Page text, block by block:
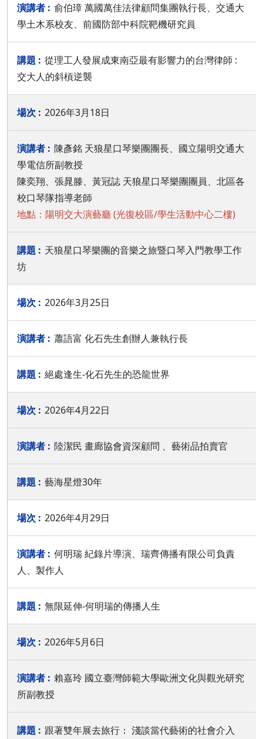
俞伯璋 萬國萬佳法律顧問集團執行長、交通大
學土木系校友、前國防部中科院靶機研究員
從理工人發展成東南亞最有影響力的台灣律師 :
交大人的斜槓逆襲
2026年3月18日
陳彥銘 天狼星口琴樂團團長、國立陽明交通大
學電信所副教授
陳奕翔、張晁滕、黃冠誌 天狼星口琴樂團團員、北區各
校口琴隊指導老師
地點：陽明交大演藝廳 (光復校區/學生活動中心二樓)
天狼星口琴樂團的音樂之旅暨口琴入門教學工作
坊
2026年3月25日
蕭語富 化石先生創辦人兼執行長
絕處逢生-化石先生的恐龍世界
2026年4月22日
陸潔民 畫廊協會資深顧問 、藝術品拍賣官
藝海星燈30年
2026年4月29日
何明瑞 紀錄片導演、瑞齊傳播有限公司負責
人、製作人
無限延伸-何明瑞的傳播人生
2026年5月6日
賴嘉玲 國立臺灣師範大學歐洲文化與觀光研究
所副教授
跟著雙年展去旅行： 淺談當代藝術的社會介入